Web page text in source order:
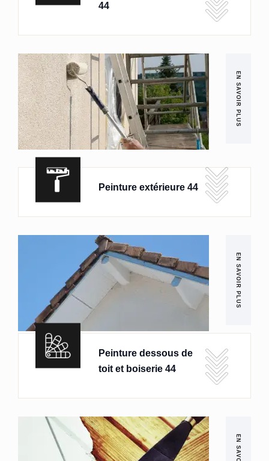
44
EN SAVOIR PLUS
Peinture extérieure 44
EN SAVOIR PLUS
Peinture dessous de
toit et boiserie 44